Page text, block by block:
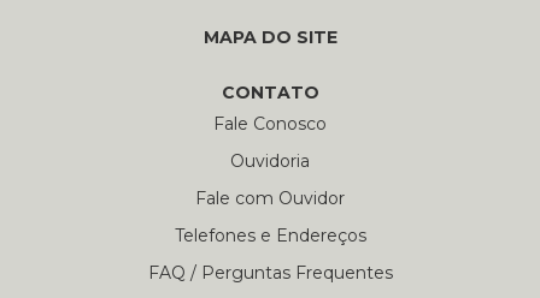
MAPA DO SITE
CONTATO
Fale Conosco
Ouvidoria
Fale com Ouvidor
Telefones e Endereços
FAQ / Perguntas Frequentes